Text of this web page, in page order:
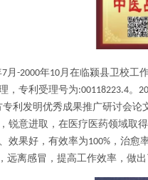
7月 -2000年10月在临颍县卫校工
，专利受理号为:00118223.4。
专利发明优秀成果推广研讨会论
锐意进取，在医疗医药领域取
效果好，有效率为100% ，治愈
离感冒，提高工作效率，做出